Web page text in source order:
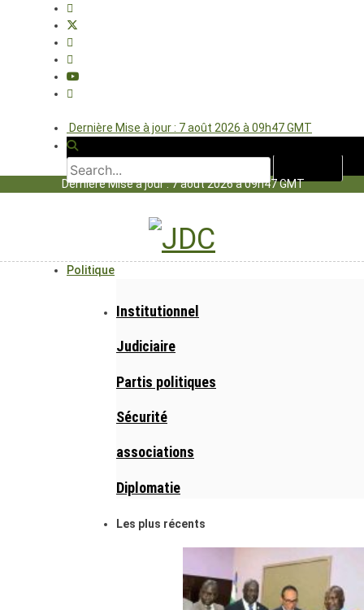
Dernière Mise à jour : 7 août 2026 à 09h47 GMT
Dernière Mise à jour : 7 août 2026 à 09h47 GMT
Politique
Institutionnel
Judiciaire
Partis politiques
Sécurité
associations
Diplomatie
Les plus récents